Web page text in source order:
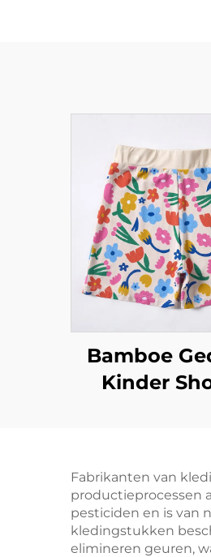
Bamboe
Kinder
Fabrikanten van
productieprocessen
pesticiden en is van
kledingstukken
elimineren geuren,